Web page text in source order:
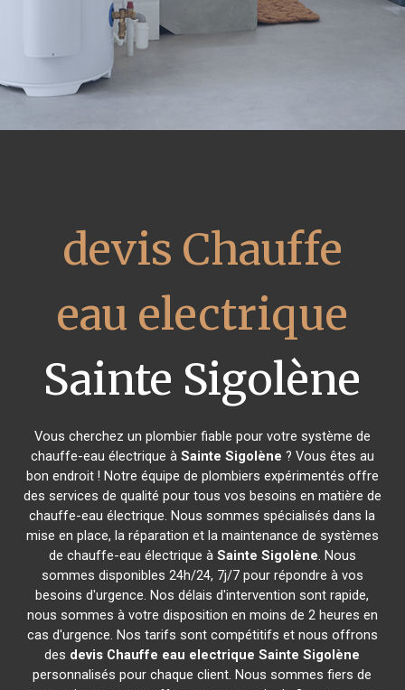
devis Chauffe
eau electrique
Sainte Sigolène
Vous cherchez un plombier fiable pour votre système de
chauffe-eau électrique à Sainte Sigolène ? Vous êtes au
bon endroit ! Notre équipe de plombiers expérimentés offre
des services de qualité pour tous vos besoins en matière de
chauffe-eau électrique. Nous sommes spécialisés dans la
mise en place, la réparation et la maintenance de systèmes
de chauffe-eau électrique à Sainte Sigolène. Nous
sommes disponibles 24h/24, 7j/7 pour répondre à vos
besoins d'urgence. Nos délais d'intervention sont rapide,
nous sommes à votre disposition en moins de 2 heures en
cas d'urgence. Nos tarifs sont compétitifs et nous offrons
des devis Chauffe eau electrique Sainte Sigolène
personnalisés pour chaque client. Nous sommes fiers de